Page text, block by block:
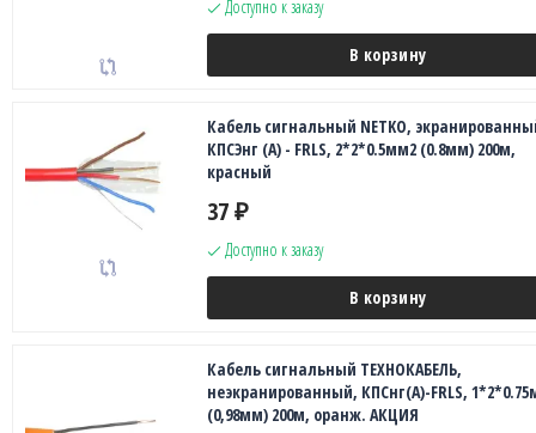
Доступно к заказу
В корзину
Кабель сигнальный NETKO,
КПСЭнг (А) - FRLS, 2*2*0.5мм2 (0.8мм) 200м,
красный
37 ₽
Доступно к заказу
В корзину
Кабель сигнальный ТЕХНОКАБЕЛЬ,
неэкранированный, КПСнг(А)-FRLS,
(0,98мм) 200м, оранж. АКЦИЯ